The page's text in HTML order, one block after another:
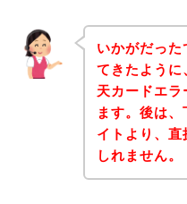
いかがだった
てきたように
天カードエラ
ます。後は
イトより、直
しれません。